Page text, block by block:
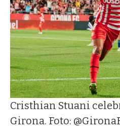
Cristhian Stuani
Girona. Foto: